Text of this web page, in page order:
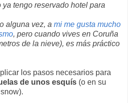
ya tengo reservado hotel para
alguna vez, a mi me gusta mucho
, pero cuando vives en Coruña
de la nieve), es más práctico
los pasos necesarios para
de unos esquís (o en su